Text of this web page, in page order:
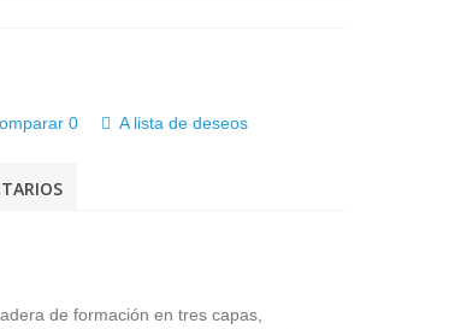
0 A lista de deseos
de formación en tres capas,